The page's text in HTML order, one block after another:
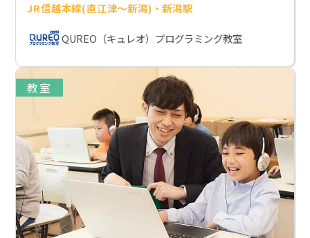
JR信越本線(直江津～新潟)・新潟駅
QUREO（キュレオ）プログラミング教室
教室